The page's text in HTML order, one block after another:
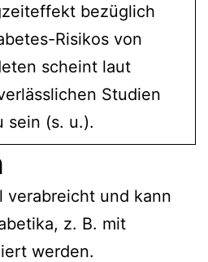
bezüglich
Risikos von
scheint laut
Studien
sein (s. u.).
verabreicht und kann
z. B. mit
werden.